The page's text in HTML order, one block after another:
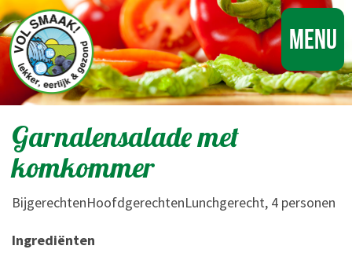
Menu
Garnalensalade met
komkommer
BijgerechtenHoofdgerechtenLunchgerecht, 4 personen
Ingrediënten